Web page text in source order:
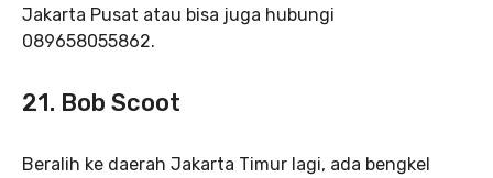
Jakarta Pusat atau bisa juga hubungi
089658055862.
21. Bob Scoot
Beralih ke daerah Jakarta Timur lagi, ada bengkel